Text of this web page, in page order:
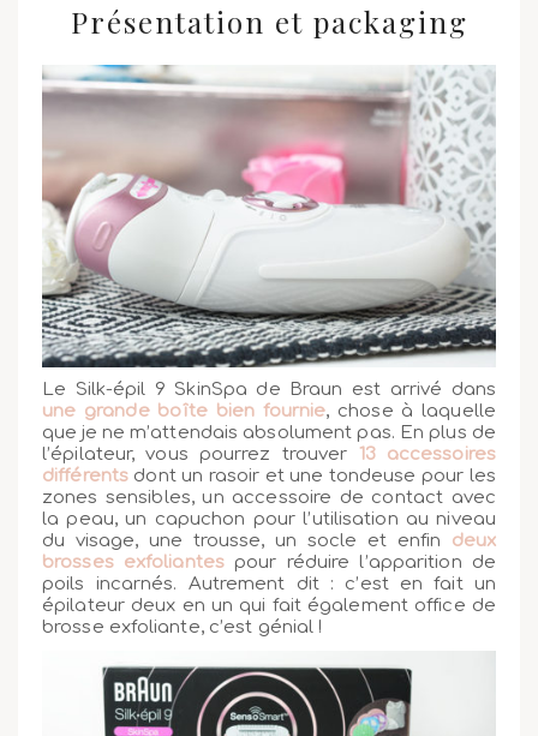
Présentation et packaging
Le Silk-épil 9 SkinSpa de Braun est arrivé dans
une grande boîte bien fournie, chose à laquelle
que je ne m’attendais absolument pas. En plus de
l’épilateur, vous pourrez trouver 13 accessoires
différents dont un rasoir et une tondeuse pour les
zones sensibles, un accessoire de contact avec
la peau, un capuchon pour l’utilisation au niveau
du visage, une trousse, un socle et enfin deux
brosses exfoliantespour réduire l’apparition de
poils incarnés. Autrement dit : c’est en fait un
épilateur deux en un qui fait également office de
brosse exfoliante, c’est génial !